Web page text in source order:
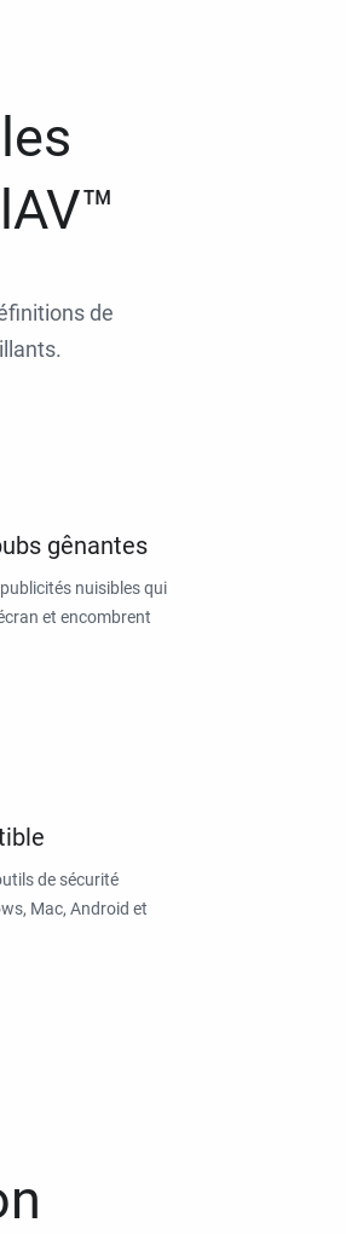
de
gênantes
nuisibles qui
et encombrent
de sécurité
Mac, Android et